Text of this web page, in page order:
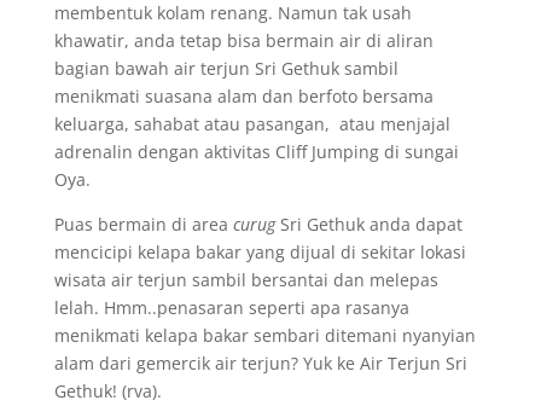
membentuk kolam renang. Namun tak usah
khawatir, anda tetap bisa bermain air di aliran
bagian bawah air terjun Sri Gethuk sambil
menikmati suasana alam dan berfoto bersama
keluarga, sahabat atau pasangan, atau menjajal
adrenalin dengan aktivitas Cliff Jumping di sungai
Oya.
Puas bermain di area curugSri Gethuk anda dapat
mencicipi kelapa bakar yang dijual di sekitar lokasi
wisata air terjun sambil bersantai dan melepas
lelah. Hmm..penasaran seperti apa rasanya
menikmati kelapa bakar sembari ditemani nyanyian
alam dari gemercik air terjun? Yuk ke Air Terjun Sri
Gethuk! (rva).